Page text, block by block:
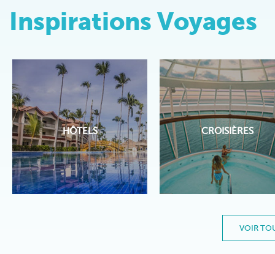
Inspirations Voyages
HÔTELS CROISIÈRES
VOIR